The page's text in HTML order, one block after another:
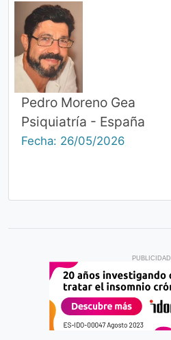
Pedro Moreno Gea
Psiquiatría - España
Fecha: 26/05/2026
PUBLICIDAD